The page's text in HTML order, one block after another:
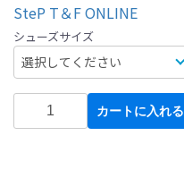
SteP T＆F ONLINE
シューズサイズ
カートに入れる